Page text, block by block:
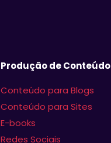
Produção de Conteúdo
Conteúdo para Blogs
Conteúdo para Sites
E-books
Redes Sociais